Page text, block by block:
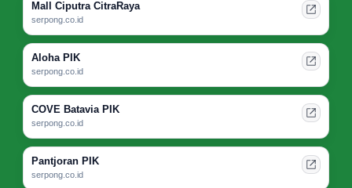
Mall Ciputra CitraRaya
serpong.co.id
Aloha PIK
serpong.co.id
COVE Batavia PIK
serpong.co.id
Pantjoran PIK
serpong.co.id